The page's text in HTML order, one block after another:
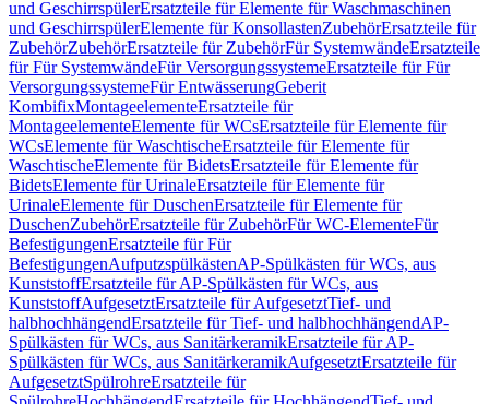
und GeschirrspülerErsatzteile für Elemente für Waschmaschinen
und GeschirrspülerElemente für KonsollastenZubehörErsatzteile für
ZubehörZubehörErsatzteile für ZubehörFür SystemwändeErsatzteile
für Für SystemwändeFür VersorgungssystemeErsatzteile für Für
VersorgungssystemeFür EntwässerungGeberit
KombifixMontageelementeErsatzteile für
MontageelementeElemente für WCsErsatzteile für Elemente für
WCsElemente für WaschtischeErsatzteile für Elemente für
WaschtischeElemente für BidetsErsatzteile für Elemente für
BidetsElemente für UrinaleErsatzteile für Elemente für
UrinaleElemente für DuschenErsatzteile für Elemente für
DuschenZubehörErsatzteile für ZubehörFür WC-ElementeFür
BefestigungenErsatzteile für Für
BefestigungenAufputzspülkästenAP-Spülkästen für WCs, aus
KunststoffErsatzteile für AP-Spülkästen für WCs, aus
KunststoffAufgesetztErsatzteile für AufgesetztTief- und
halbhochhängendErsatzteile für Tief- und halbhochhängendAP-
Spülkästen für WCs, aus SanitärkeramikErsatzteile für AP-
Spülkästen für WCs, aus SanitärkeramikAufgesetztErsatzteile für
AufgesetztSpülrohreErsatzteile für